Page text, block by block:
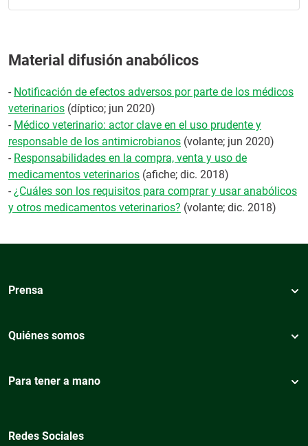
Material difusión anabólicos
- Notificación de efectos adversos por parte de los médicos
veterinarios (díptico; jun 2020)
- Médico veterinario: actor clave en el uso prudente y
responsable de los antimicrobianos (volante; jun 2020)
- Responsabilidades en la compra, venta y uso de
medicamentos veterinarios (afiche; dic. 2018)
- ¿Cuáles son los requisitos para comprar y usar anabólicos
y otros medicamentos veterinarios? (volante; dic. 2018)
Prensa
Quiénes somos
Para tener a mano
Redes Sociales